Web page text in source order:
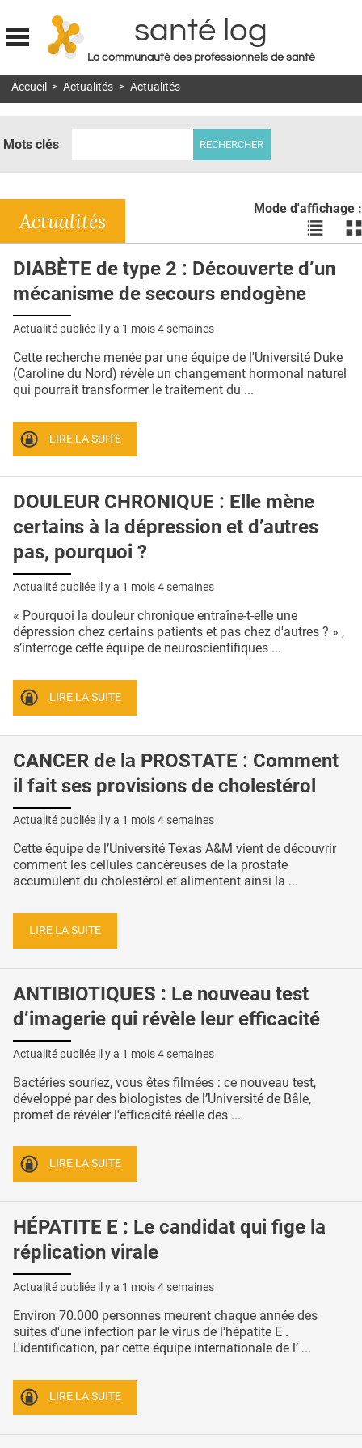
Jump to navigation
santé log
La communauté des professionnels de santé
MON COMPTE
DOSSIERS
RÉSEAUX
E-REVUE SAD
QUI SOMMES-NOUS ?
CONDITIONS GÉNÉRALES
CRÉDITS
Accueil > Actualités > Actualités
Mots clés
Mode d'affichage :
Voir
les
en
les
Actualités
DIABÈTE de type 2 : Découverte d’un
mécanisme de secours endogène
Actualité publiée il y a 1 mois 4 semaines
Cette recherche menée par une équipe de l'Université Duke
(Caroline du Nord) révèle un changement hormonal naturel
qui pourrait transformer le traitement du ...
LIRE LA SUITE
DOULEUR CHRONIQUE : Elle mène
certains à la dépression et d’autres
pas, pourquoi ?
Actualité publiée il y a 1 mois 4 semaines
« Pourquoi la douleur chronique entraîne-t-elle une
dépression chez certains patients et pas chez d'autres ? » ,
s’interroge cette équipe de neuroscientifiques ...
LIRE LA SUITE
CANCER de la PROSTATE : Comment
il fait ses provisions de cholestérol
Actualité publiée il y a 1 mois 4 semaines
Cette équipe de l’Université Texas A&M vient de découvrir
comment les cellules cancéreuses de la prostate
accumulent du cholestérol et alimentent ainsi la ...
LIRE LA SUITE
ANTIBIOTIQUES : Le nouveau test
d’imagerie qui révèle leur efficacité
Actualité publiée il y a 1 mois 4 semaines
Bactéries souriez, vous êtes filmées : ce nouveau test,
développé par des biologistes de l’Université de Bâle,
promet de révéler l'efficacité réelle des ...
LIRE LA SUITE
HÉPATITE E : Le candidat qui fige la
réplication virale
Actualité publiée il y a 1 mois 4 semaines
Environ 70.000 personnes meurent chaque année des
suites d'une infection par le virus de l'hépatite E .
L'identification, par cette équipe internationale de l’ ...
LIRE LA SUITE